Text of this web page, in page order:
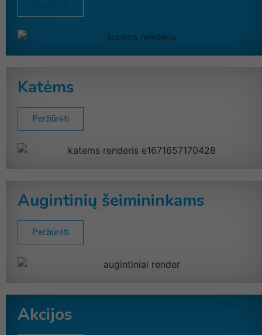
Katėms
Peržiūrėti
Augintinių šeimininkams
Peržiūrėti
Akcijos